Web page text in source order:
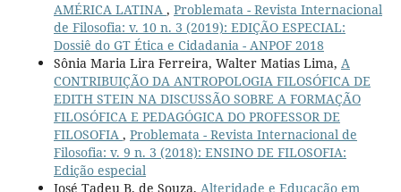
AMÉRICA LATINA , Problemata - Revista Internacional
de Filosofia: v. 10 n. 3 (2019): EDIÇÃO ESPECIAL:
Dossiê do GT Ética e Cidadania - ANPOF 2018
Sônia Maria Lira Ferreira, Walter Matias Lima, A
CONTRIBUIÇÃO DA ANTROPOLOGIA FILOSÓFICA DE
EDITH STEIN NA DISCUSSÃO SOBRE A FORMAÇÃO
FILOSÓFICA E PEDAGÓGICA DO PROFESSOR DE
FILOSOFIA , Problemata - Revista Internacional de
Filosofia: v. 9 n. 3 (2018): ENSINO DE FILOSOFIA:
Edição especial
José Tadeu B. de Souza, Alteridade e Educação em